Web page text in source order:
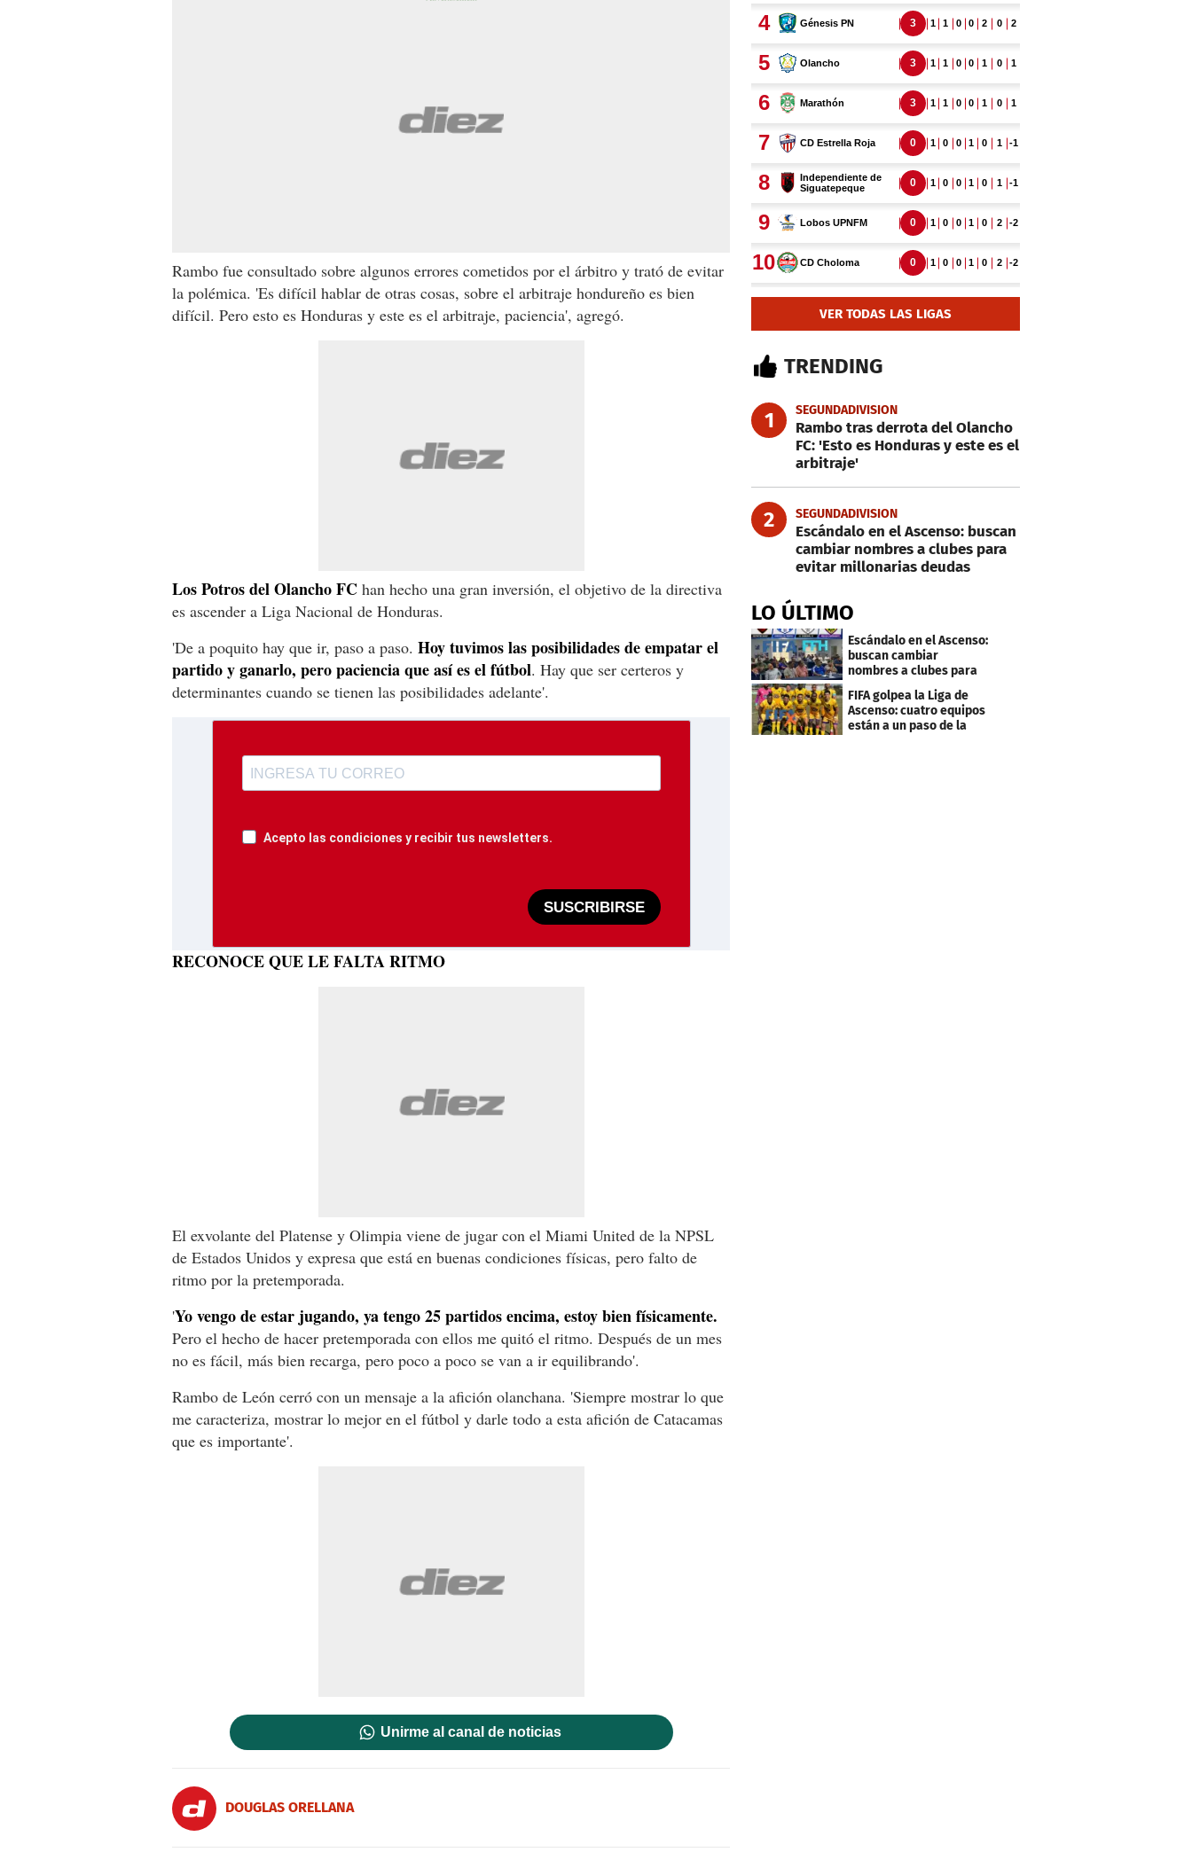
Rambo fue consultado sobre algunos errores cometidos por el árbitro y trató de evitar
la polémica. 'Es difícil hablar de otras cosas, sobre el arbitraje hondureño es bien
difícil. Pero esto es Honduras y este es el arbitraje, paciencia', agregó.
Los Potros del Olancho FC han hecho una gran inversión, el objetivo de la directiva
es ascender a Liga Nacional de Honduras.
'De a poquito hay que ir, paso a paso. Hoy tuvimos las posibilidades de empatar el
partido y ganarlo, pero paciencia que así es el fútbol. Hay que ser certeros y
determinantes cuando se tienen las posibilidades adelante'.
Acepto las condiciones y recibir tus newsletters.
SUSCRIBIRSE
RECONOCE QUE LE FALTA RITMO
El exvolante del Platense y Olimpia viene de jugar con el Miami United de la NPSL
de Estados Unidos y expresa que está en buenas condiciones físicas, pero falto de
ritmo por la pretemporada.
'Yo vengo de estar jugando, ya tengo 25 partidos encima, estoy bien físicamente.
Pero el hecho de hacer pretemporada con ellos me quitó el ritmo. Después de un mes
no es fácil, más bien recarga, pero poco a poco se van a ir equilibrando'.
Rambo de León cerró con un mensaje a la afición olanchana. 'Siempre mostrar lo que
me caracteriza, mostrar lo mejor en el fútbol y darle todo a esta afición de Catacamas
que es importante'.
Unirme al canal de noticias
DOUGLAS ORELLANA
VER TODAS LAS LIGAS
TRENDING
1 SEGUNDADIVISION
Rambo tras derrota del Olancho
FC: 'Esto es Honduras y este es el
arbitraje'
2 SEGUNDADIVISION
Escándalo en el Ascenso: buscan
cambiar nombres a clubes para
evitar millonarias deudas
LO ÚLTIMO
Escándalo en el Ascenso:
buscan cambiar
nombres a clubes para
evitar millonarias
deudas
FIFA golpea la Liga de
Ascenso: cuatro equipos
están a un paso de la